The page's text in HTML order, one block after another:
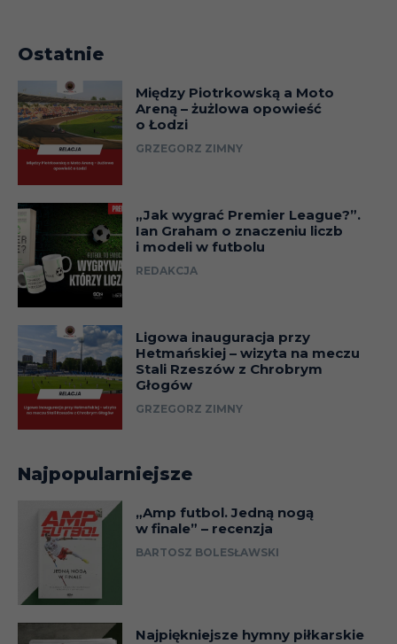
Ostatnie
Między Piotrkowską a Moto
Areną – żużlowa opowieść
o Łodzi
GRZEGORZ ZIMNY
„Jak wygrać Premier League?”.
Ian Graham o znaczeniu liczb
i modeli w futbolu
REDAKCJA
Ligowa inauguracja przy
Hetmańskiej – wizyta na meczu
Stali Rzeszów z Chrobrym
Głogów
GRZEGORZ ZIMNY
Najpopularniejsze
„Amp futbol. Jedną nogą
w finale” – recenzja
BARTOSZ BOLESŁAWSKI
Najpiękniejsze hymny piłkarskie